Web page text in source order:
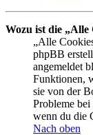
Wozu ist die „Alle
„Alle
phpBB
angemeldet
Funktionen,
sie von der
Probleme
wenn du die
Nach oben